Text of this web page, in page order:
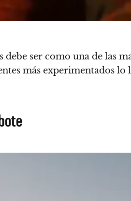
ser como una de las
más experimentados lo